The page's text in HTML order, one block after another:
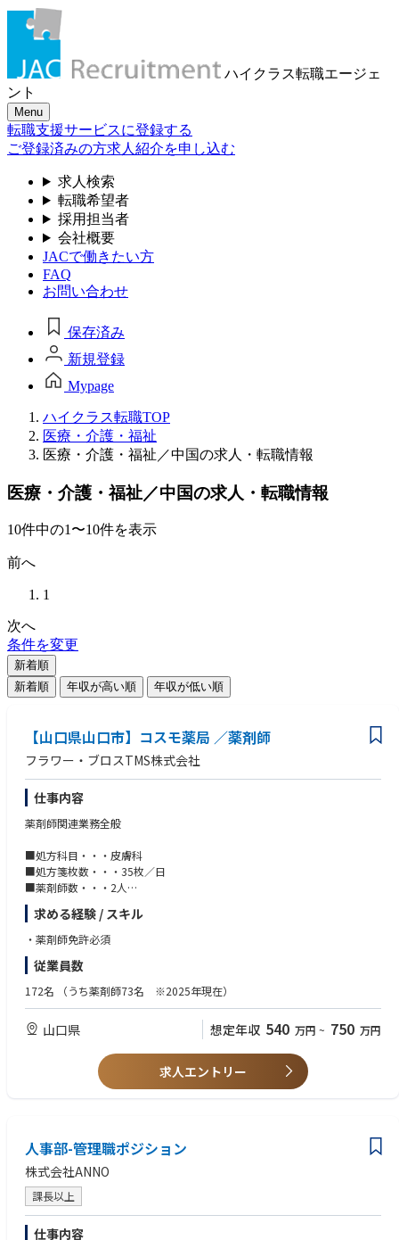
ハイクラス転職エージェ
ント
Menu
転職支援サービスに登録する
ご登録済みの方求人紹介を申し込む
求人検索
転職希望者
採用担当者
会社概要
JACで働きたい方
FAQ
お問い合わせ
保存済み
新規登録
Mypage
ハイクラス転職TOP
医療・介護・福祉
医療・介護・福祉／中国の求人・転職情報
医療・介護・福祉／中国の求人・転職情報
10件中の1〜10件を表示
前へ
1
次へ
条件を変更
新着順
新着順
年収が高い順 年収が低い順
【山口県山口市】コスモ薬局 ／薬剤師
フラワー・ブロスTMS株式会社
仕事内容
薬剤師関連業務全般
■処方科目・・・皮膚科
■処方箋枚数・・・35枚／日
■薬剤師数・・・2人
■応需機関・・・ササキクリニック
■在宅・・・有（施設 1件、個人宅3件）
求める経験 / スキル
・薬剤師免許必須
従業員数
172名 （うち薬剤師73名 ※2025年現在）
山口県 想定年収 540 万円 ~ 750 万円
求人エントリー
人事部-管理職ポジション
株式会社ANNO
課長以上
仕事内容